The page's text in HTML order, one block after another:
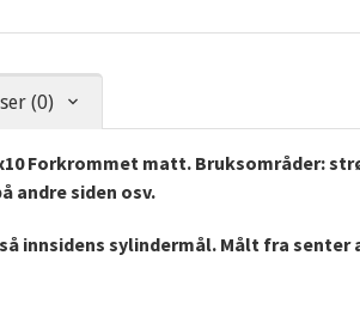
(0)
Forkrommet matt. Bruksområder:
andre siden osv.
innsidens sylindermål. Målt fra senter